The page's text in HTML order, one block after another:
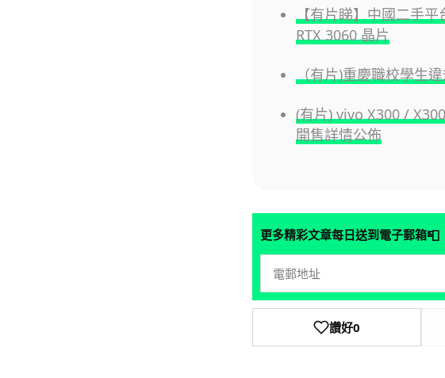
【有片睇】中國二手平
RTX 3060 晶片
（有片)重慶職校學生
(有片) vivo X300 /
開售詳情公佈
更多精彩文章每日送到電子郵箱📮
讚好0